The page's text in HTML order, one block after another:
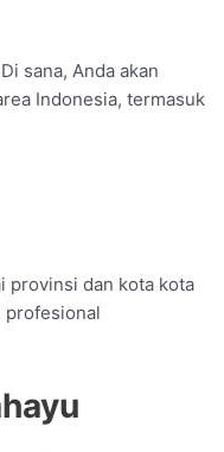
sana, Anda akan
Indonesia, termasuk
provinsi dan kota kota
profesional